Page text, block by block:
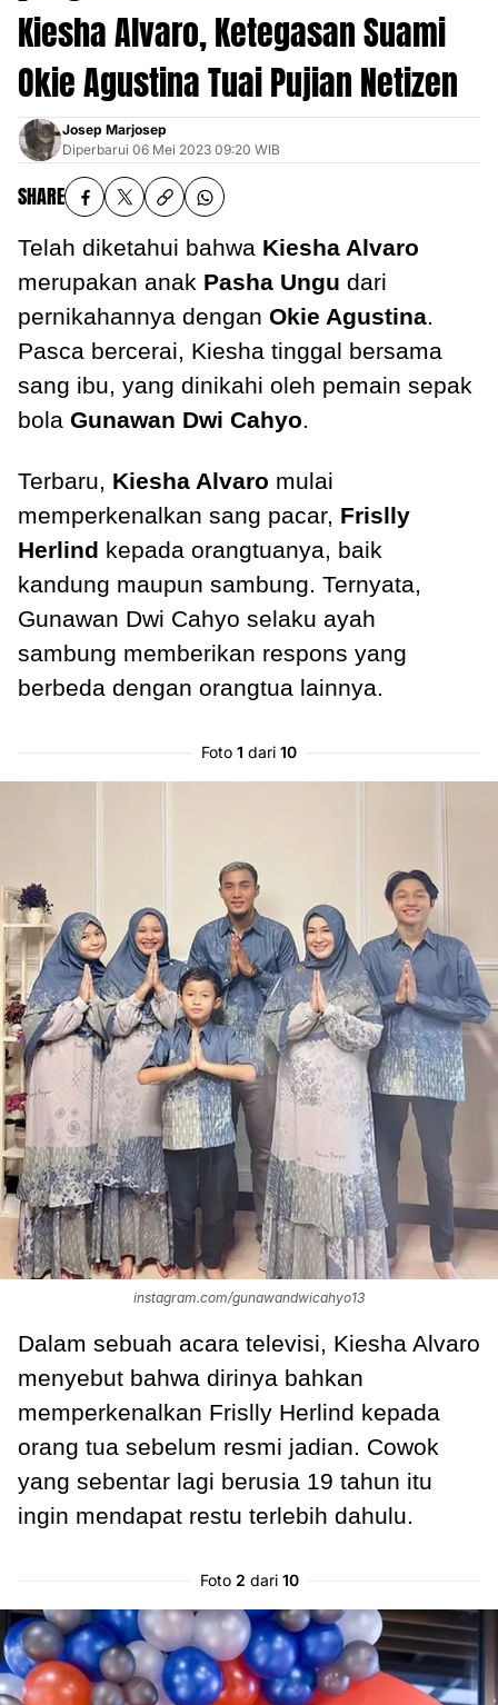
Kiesha Alvaro, Ketegasan Suami
Okie Agustina Tuai Pujian Netizen
Josep Marjosep
Diperbarui 06 Mei 2023 09:20 WIB
SHARE
Telah diketahui bahwa Kiesha Alvaro
merupakan anak Pasha Ungu dari
pernikahannya dengan Okie Agustina.
Pasca bercerai, Kiesha tinggal bersama
sang ibu, yang dinikahi oleh pemain sepak
bola Gunawan Dwi Cahyo.
Terbaru, Kiesha Alvaro mulai
memperkenalkan sang pacar, Frislly
Herlind kepada orangtuanya, baik
kandung maupun sambung. Ternyata,
Gunawan Dwi Cahyo selaku ayah
sambung memberikan respons yang
berbeda dengan orangtua lainnya.
Foto 1 dari 10
instagram.com/gunawandwicahyo13
Dalam sebuah acara televisi, Kiesha Alvaro
menyebut bahwa dirinya bahkan
memperkenalkan Frislly Herlind kepada
orang tua sebelum resmi jadian. Cowok
yang sebentar lagi berusia 19 tahun itu
ingin mendapat restu terlebih dahulu.
Foto 2 dari 10